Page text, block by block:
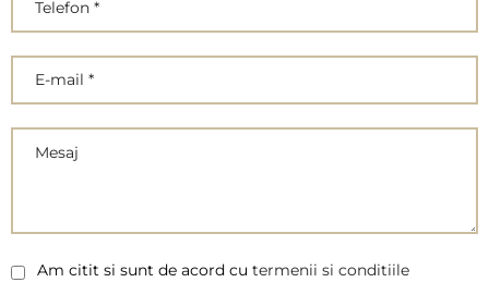
Am citit si sunt de acord cu termenii si conditiile